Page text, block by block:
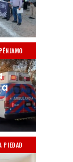
PÉNJAMO
PIEDAD